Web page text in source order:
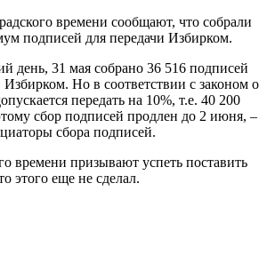
времени сообщают, что собрали
подписей для передачи Избирком.
день, 31 мая собрано 36 516 подписей
Избирком. Но в соответствии с законом о
передать на 10%, т.е. 40 200
сбор подписей продлен до 2 июня, –
сбора подписей.
времени призывают успеть поставить
этого еще не сделал.